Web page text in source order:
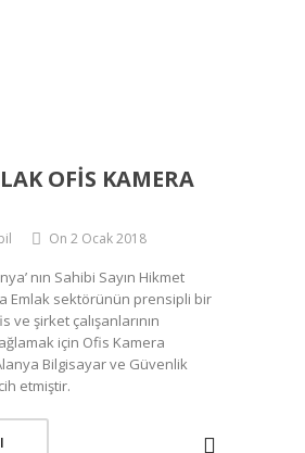
OFIS KAMERA
On 2 Ocak 2018
nın Sahibi Sayın Hikmet
Emlak sektörünün prensipli bir
ve şirket çalışanlarının
için Ofis Kamera
Bilgisayar ve Güvenlik
etmiştir.